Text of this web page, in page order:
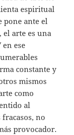
espiritual
pone ante el
el arte es una
ese
constante y
mismos
como
al
no
provocador.